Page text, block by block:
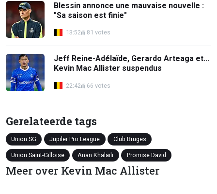
Blessin annonce une mauvaise nouvelle :
"Sa saison est finie"
13:52 81 votes
Jeff Reine-Adélaïde, Gerardo Arteaga et...
Kevin Mac Allister suspendus
22:42 66 votes
Gerelateerde tags
Union SG Jupiler Pro League Club Bruges
Union Saint-Gilloise Anan Khalaili Promise David
Meer over Kevin Mac Allister